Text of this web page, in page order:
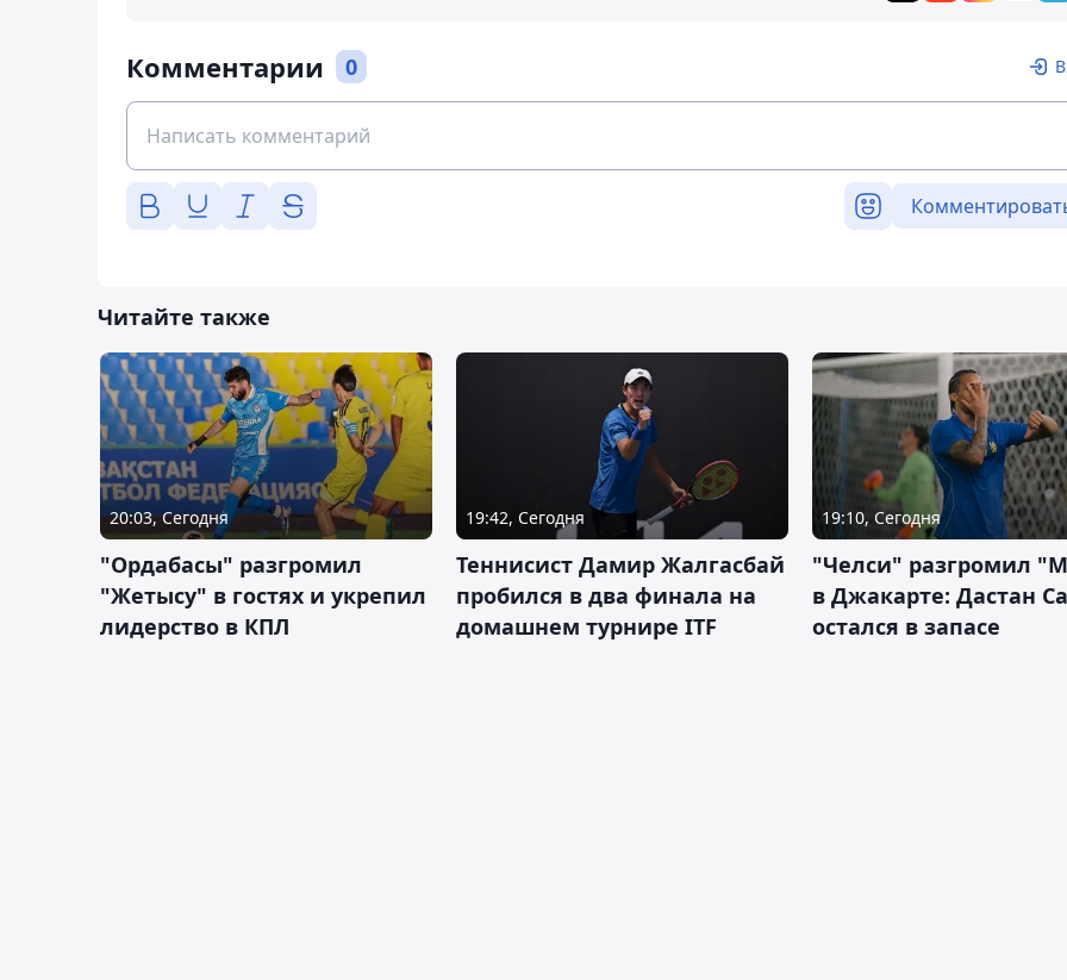
Комментарии 0
Читайте также
20:03, Сегодня
"Ордабасы" разгромил
"Жетысу" в гостях и укрепил
лидерство в КПЛ
19:42, Сегодня
Теннисист Дамир Жалгасбай
пробился в два финала на
домашнем турнире ITF
19:10, Сегодня
"Челси" разгромил
в Джакарте: Дастан
остался в запасе